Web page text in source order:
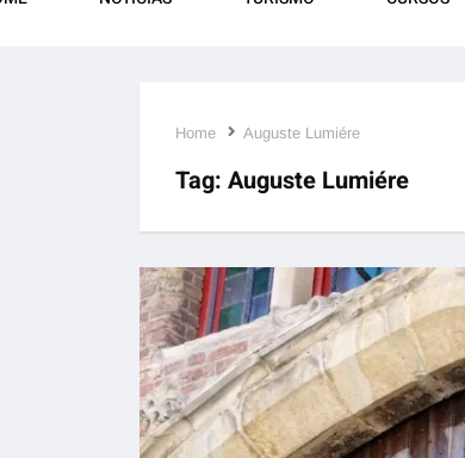
Home Auguste Lumiére
Tag: Auguste Lumiére